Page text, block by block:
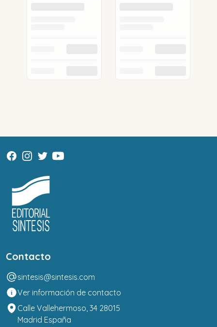
Contacto
sintesis@sintesis.com
Ver información de contacto
Calle Vallehermoso, 34 28015
Madrid España